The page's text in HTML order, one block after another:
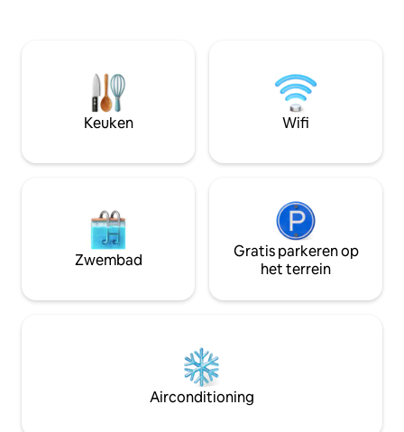
schoonmaakkosten in rekening
gebracht. ***Geen feestjes toegestaan.
om te vissen of
ontspannende
het meer! We hebben internettelevisie-
opties, maar
Keuken Wifi
Zwembad
Gratis parkeren op
het terrein
Airconditioning